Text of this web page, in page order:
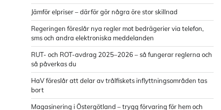
Jämför elpriser – därför gör några öre stor skillnad
Regeringen föreslår nya regler mot bedrägerier via telefon,
sms och andra elektroniska meddelanden
RUT- och ROT-avdrag 2025–2026 – så fungerar reglerna och
så påverkas du
HaV föreslår att delar av trålfiskets inflyttningsområden tas
bort
Magasinering i Östergötland – trygg förvaring för hem och